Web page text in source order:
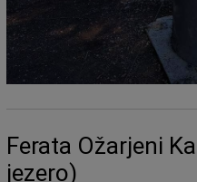
Ferata Ožarjeni
jezero)